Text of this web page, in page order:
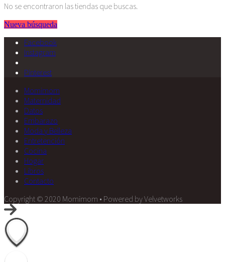
No se encontraron las tiendas que buscas.
Nueva búsqueda
Facebook
Instagram
Pinterest
Momimom
Maternidad
Datos
Embarazo
Moda y Belleza
Entretención
Cocina
Hogar
Libros
Contacto
Copyright © 2020 Momimom • Powered by Velvetworks